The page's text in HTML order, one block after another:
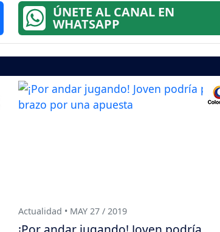
ÚNETE AL CANAL EN
WHATSAPP
Actualidad • MAY 27 / 2019